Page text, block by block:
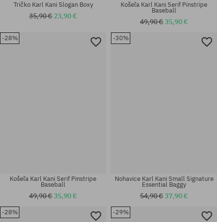
Dostupné veľkosti:
Dostupné veľkosti:
Dostupné veľkosti:
Tričko Karl Kani Slogan Boxy
35,90 € 23,90 €
Dostupné veľkosti:
Košeľa Karl Kani Serif Pinstripe
Baseball
49,90 €35,90 €
-28%
Košeľa Karl Kani Serif Pinstripe
Baseball
49,90 €35,90 €
-30%
Nohavice Karl Kani Small Signature
Essential Baggy
54,90 €37,90 €
-28% -29%